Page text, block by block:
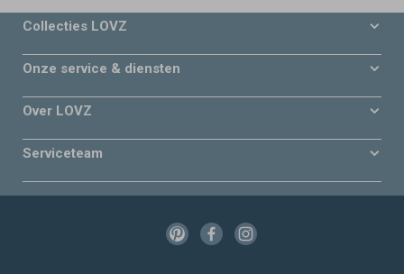
Collecties LOVZ
Onze service & diensten
Over LOVZ
Serviceteam